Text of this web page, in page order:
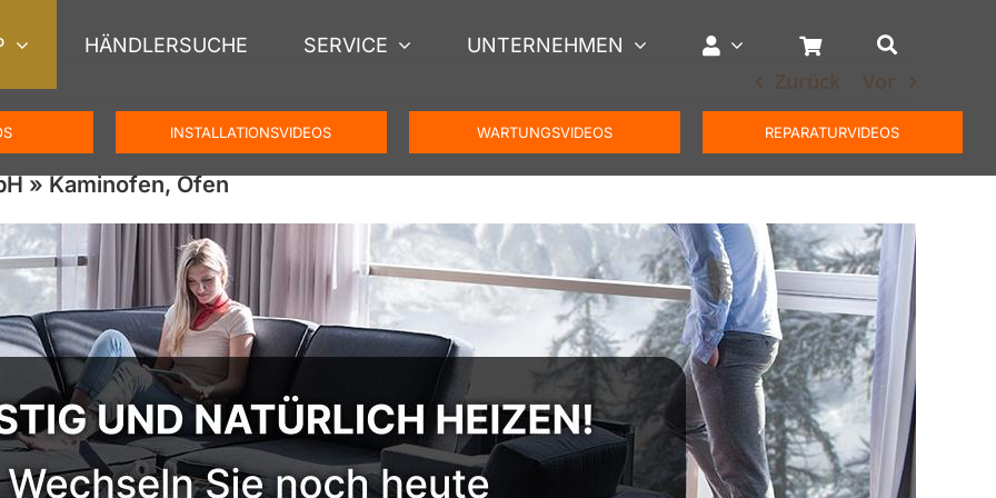
HÄNDLERSUCHE SERVICE UNTERNEHMEN
INSTALLATIONSVIDEOS WARTUNGSVIDEOS REPARATURVIDEOS
Zurück Vor
» Kaminofen, Ofen